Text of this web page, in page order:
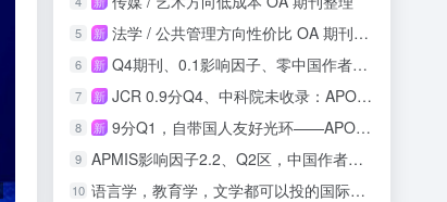
5 新 法学 / 公共管理方向性价比 OA 期刊整理
6 新 Q4期刊、0.1影响因子、零中国作者：这本SSCI收录吗？
7 新 JCR 0.9分Q4、中科院未收录：APOS正畸期刊投稿风险与机会实测
8 新 9分Q1，自带国人友好光环——APOPTOSIS影响因子再攀新高
9 APMIS影响因子2.2、Q2区，中国作者占比21.9%，这本刊值得投吗？
10 语言学，教育学，文学都可以投的国际期刊